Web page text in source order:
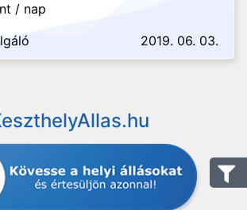
/ nap
2019. 06. 03.